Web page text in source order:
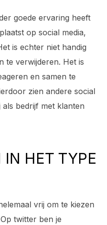
goede ervaring heeft
op social media,
is echter niet handig
te verwijderen. Het is
en samen te
zien andere social
bedrijf met klanten
IN HET TYPE
vrij om te kiezen
twitter ben je